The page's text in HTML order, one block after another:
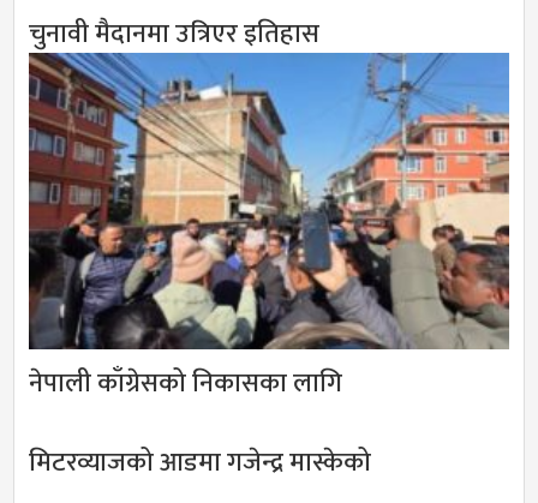
चुनावी मैदानमा उत्रिएर इतिहास
नेपाली काँग्रेसको निकासका लागि
मिटरव्याजको आडमा गजेन्द्र मास्केको